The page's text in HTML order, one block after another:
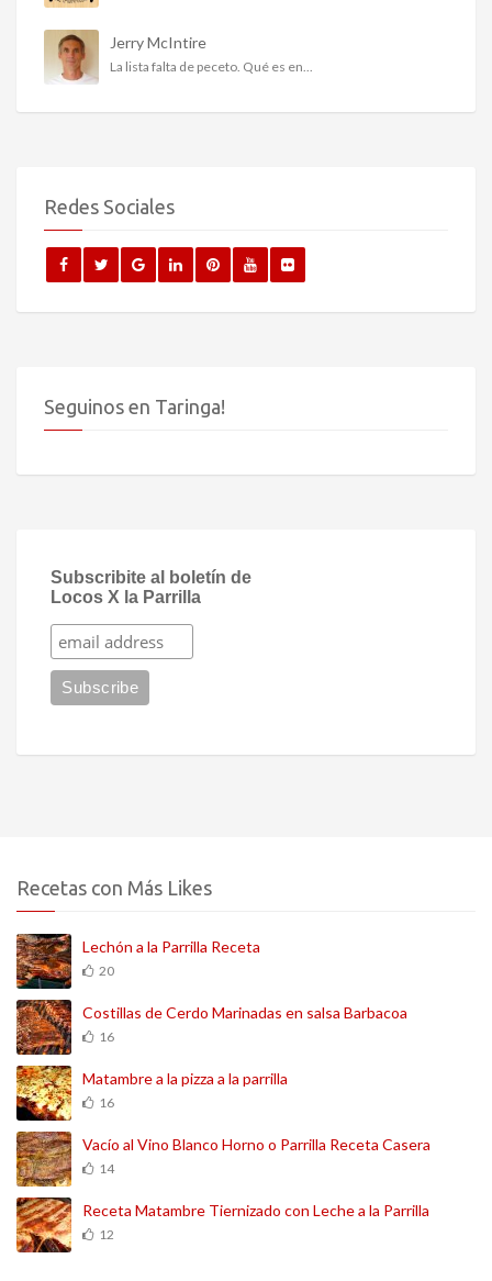
Jerry McIntire
La lista falta de peceto. Qué es en...
Redes Sociales
Seguinos en Taringa!
Subscribite al boletín de
Locos X la Parrilla
Recetas con Más Likes
Lechón a la Parrilla Receta
20
Costillas de Cerdo Marinadas en salsa Barbacoa
16
Matambre a la pizza a la parrilla
16
Vacío al Vino Blanco Horno o Parrilla Receta Casera
14
Receta Matambre Tiernizado con Leche a la Parrilla
12